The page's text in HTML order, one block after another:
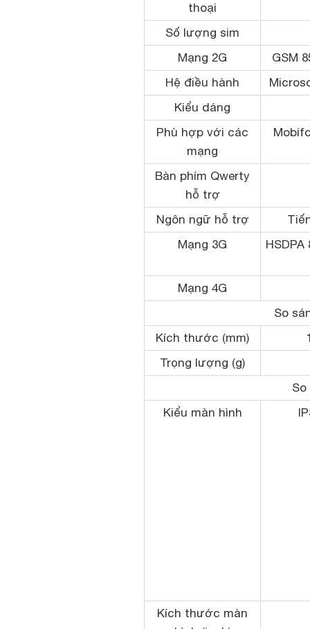
thoại
Số lượng sim
Mạng 2G
GSM
Hệ điều hành
Kiểu dáng
Phù hợp với các
mạng
Bàn phím Qwerty
hỗ trợ
Ngôn ngữ hỗ trợ
Mạng 3G
HSDPA
Mạng 4G
So
Kích thước (mm)
Trọng lượng (g)
Kiểu màn hình
Kích thước màn